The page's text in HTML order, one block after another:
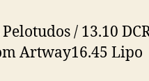
/ 13.10
Artway16.45 Lipo